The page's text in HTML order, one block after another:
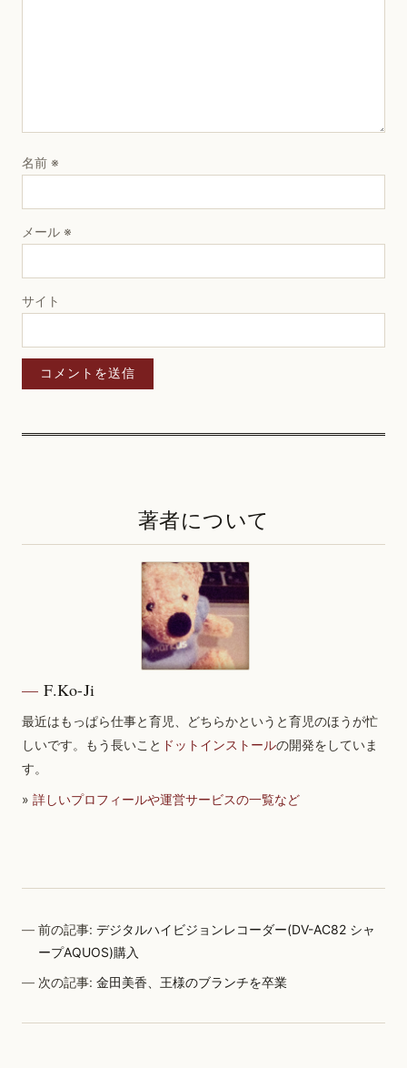
名前 ※
メール ※
サイト
著者について
F.Ko-Ji
最近はもっぱら仕事と育児、どちらかというと育児のほうが忙
しいです。もう長いこと ドットインストールの開発をしていま
す。
» 詳しいプロフィールや運営サービスの一覧など
前の記事:デジタルハイビジョンレコーダー(DV-AC82 シャ
ープAQUOS)購入
次の記事:金田美香、王様のブランチを卒業